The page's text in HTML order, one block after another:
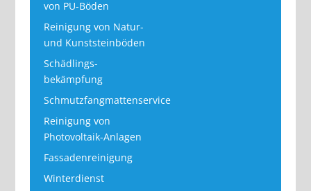
von PU-Böden
Reinigung von Natur-
und Kunststeinböden
Schädlings-
bekämpfung
Schmutzfangmattenservice
Reinigung von
Photovoltaik-Anlagen
Fassadenreinigung
Winterdienst